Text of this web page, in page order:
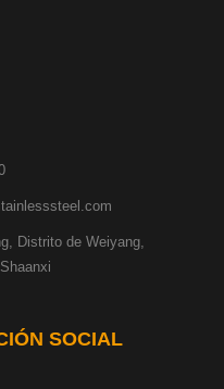
alta resistencia
maquinaria
naval
transmisión
Distrito de Weiyang,
SOCIAL